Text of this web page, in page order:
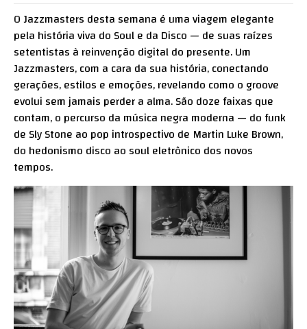
O Jazzmasters desta semana é uma viagem elegante
pela história viva do Soul e da Disco — de suas raízes
setentistas à reinvenção digital do presente. Um
Jazzmasters, com a cara da sua história, conectando
gerações, estilos e emoções, revelando como o groove
evolui sem jamais perder a alma. São doze faixas que
contam, o percurso da música negra moderna — do funk
de Sly Stone ao pop introspectivo de Martin Luke Brown,
do hedonismo disco ao soul eletrônico dos novos
tempos.